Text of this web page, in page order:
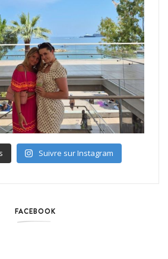
Suivre sur Instagram
FACEBOOK